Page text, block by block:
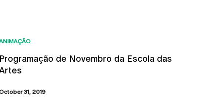
Programação de Novembro da Escola das
31, 2019